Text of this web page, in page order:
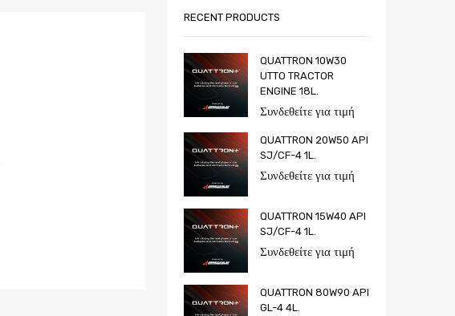
RECENT PRODUCTS
QUATTRON 10W30
UTTO TRACTOR
ENGINE 18L.
Συνδεθείτε για τιμή
QUATTRON 20W50 API
SJ/CF-4 1L.
Συνδεθείτε για τιμή
QUATTRON 15W40 API
SJ/CF-4 1L.
Συνδεθείτε για τιμή
QUATTRON 80W90 API
GL-4 4L.